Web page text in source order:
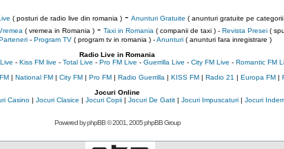
( posturi de radio live din romania )- Anunturi Gratuite ( anunturi gratuite pe categorii
( vremea in Romania )- Taxi in Romania ( companii de taxi ) - Revista Presei(
- Program TV( program tv in romania )-Anunturi( anunturi fara inregistrare )
Radio Live in Romania
- Kiss FM live - Total Live - Pro FM Live - Guerrilla Live - City FM Live - Romantic FM
| National FM| City FM| Pro FM| Radio Guerrilla | KISS FM| Radio 21 | Europa FM|
Jocuri Online
Casino| Jocuri Clasice | Jocuri Copii| Jocuri De Gatit| Jocuri Impuscaturi| Jocuri
Powered byphpBB© 2001, 2005 phpBB Group